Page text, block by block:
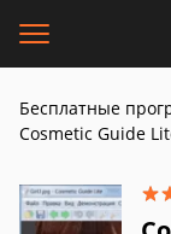
Бесплатные
Cosmetic Guide